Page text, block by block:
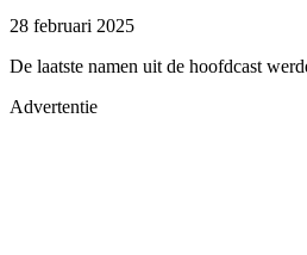
28 februari 2025
De laatste namen uit de hoofdcast
Advertentie